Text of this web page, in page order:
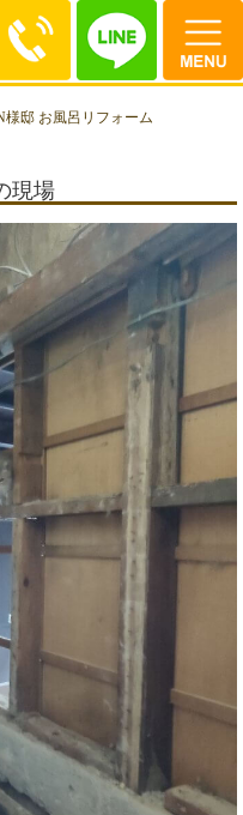
様邸 お風呂リフォーム
現場